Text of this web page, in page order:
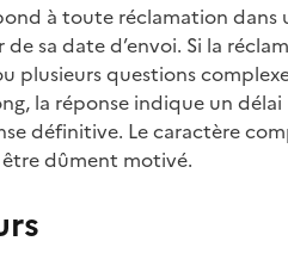
à toute réclamation dans
sa date d’envoi. Si la
plusieurs questions
la réponse indique un délai
définitive. Le caractère
dûment motivé.